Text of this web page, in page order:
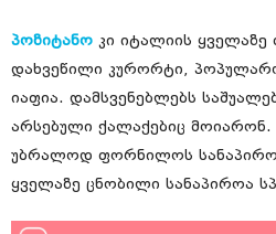
პოზიტანო კი იტალიის
დახვეწილი კურორტი,
იაფია. დამსვენებლებს
არსებული ქალაქებიც
უბრალოდ ფორნილოს
ყველაზე ცნობილი სანაპიროა